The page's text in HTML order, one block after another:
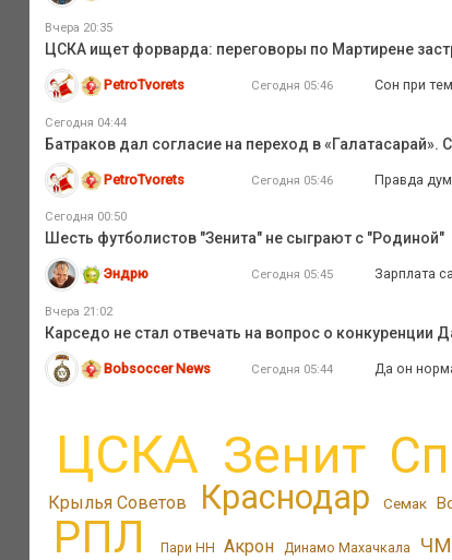
Вчера 20:35
ЦСКА ищет форварда: переговоры по Мартирене
PetroTvorets Сегодня 05:46 Сон при
Сегодня 04:44
Батраков дал согласие на переход в
PetroTvorets Сегодня 05:46 Правда
Сегодня 00:50
Шесть футболистов "Зенита" не сыграют с "Родиной"
Эндрю Сегодня 05:45 Зарплата
Вчера 21:02
Карседо не стал отвечать на вопрос о конкуренции
Bobsoccer News Сегодня 05:44 Да он
ЦСКА Зенит
Крылья Советов Краснодар Семак
РПЛ Пари НН Акрон Динамо Махачкала